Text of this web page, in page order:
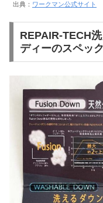
出典： ワークマン公式サイト
REPAIR-TECH
ディーのスペック